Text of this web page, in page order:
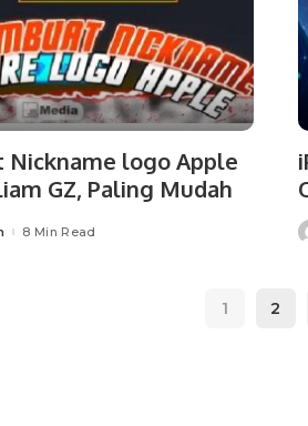
Nickname logo Apple
GZ, Paling Mudah
8 Min Read
1 2